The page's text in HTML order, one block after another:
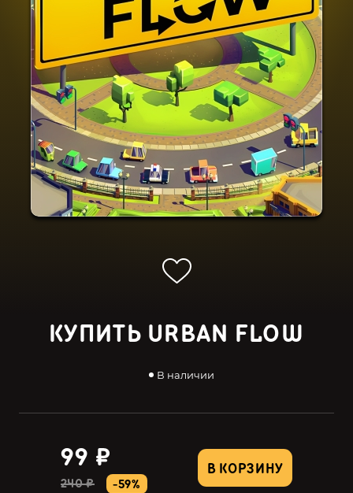
КУПИТЬ URBAN FLOW
В наличии
В КОРЗИНУ
99 ₽
240 ₽ -59%